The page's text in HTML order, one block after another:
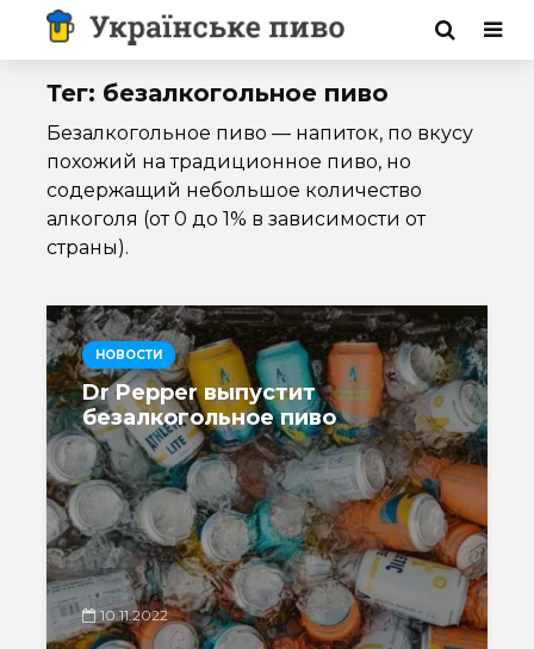
Тег: безалкогольное пиво
Безалкогольное пиво — напиток, по вкусу
похожий на традиционное пиво, но
содержащий небольшое количество
алкоголя (от 0 до 1% в зависимости от
страны).
НОВОСТИ
Dr Pepper выпустит
безалкогольное пиво
10.11.2022